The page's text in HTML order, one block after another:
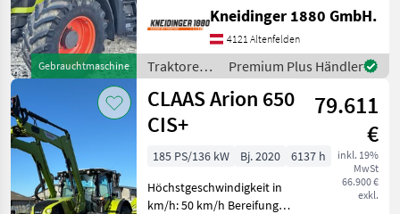
Gebrauchtmaschine
Steuergeräte 2
Mittelachssteuergeräte
Loadsensing K80 650/65-38
Reifen 30% 540/65-28
Reifen 10% Hyd
Kneidinger 1880 GmbH.
4121 Altenfelden
Traktoren /
Claas
Premium Plus Händler
CLAAS Arion 650
CIS+
79.611
€
inkl. 19%
MwSt
66.900 €
exkl.
185 PS/136 kW Bj. 2020
6137 h
Höchstgeschwindigkeit in
km/h: 50 km/h Bereifung